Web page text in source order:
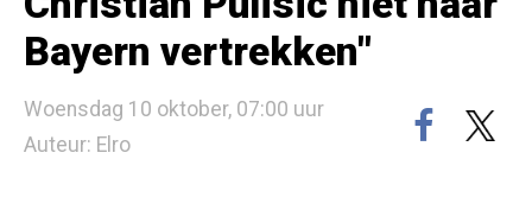
Bayern vertrekken"
Woensdag 10 oktober, 07:00 uur
Auteur: Elro